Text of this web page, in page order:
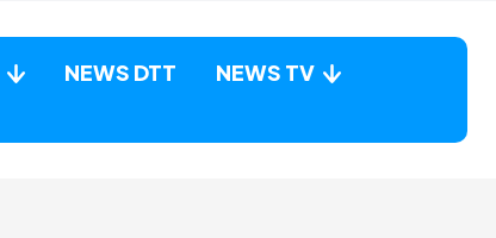
NEWS DTT
NEWS TV